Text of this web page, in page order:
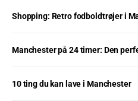
Shopping: Retro fodboldtrøjer i
Manchester på 24 timer: Den
10 ting du kan lave i Manchester